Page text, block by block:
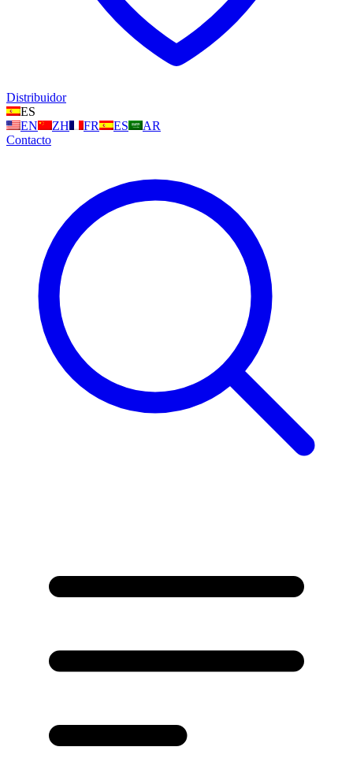
Distribuidor
ES
EN
ZH FR ES
AR
Contacto